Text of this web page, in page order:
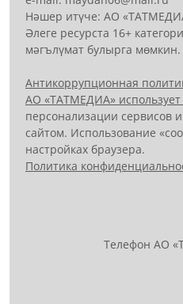
Нәшер итүче: АО
Әлеге ресурста 16+
мәгълүмат булырга мөмкин.
Антикоррупционная
АО «ТАТМЕДИА» использует
персонализации сервисов
сайтом. Использование
настройках браузера.
Политика
Телефон АО